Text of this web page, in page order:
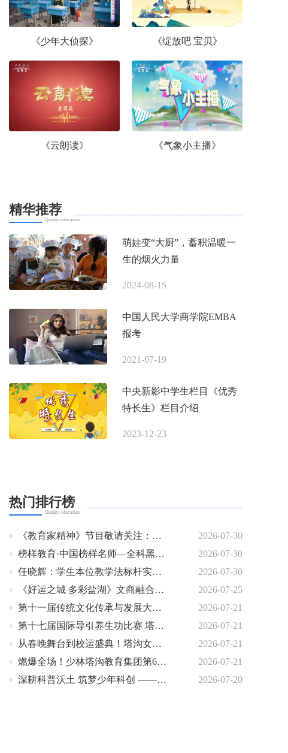
《少年大侦探》 《绽放吧 宝贝》
《云朗读》 《气象小主播》
精华推荐
Quality education
萌娃变“大厨”，蓄积温暖一
生的烟火力量
2024-08-15
中国人民大学商学院EMBA
报考
2021-07-19
中央新影中学生栏目《优秀
特长生》栏目介绍
2023-12-23
热门排行榜
Quality education
《教育家精神》节目敬请关注：名师专访---曾培燊
2026-07-30
榜样教育·中国榜样名师—全科黑马逆袭特训模式创始人 梁钰
2026-07-30
任晓辉：学生本位教学法标杆实践者
2026-07-30
《好运之城 多彩盐湖》文商融合大舞台暨青少年艺术文化节
2026-07-25
第十一届传统文化传承与发展大会暨2026时代匠心人物论坛在京启幕
2026-07-21
第十七届国际导引养生功比赛 塔沟集团荣获7金12银4铜
2026-07-21
从春晚舞台到校运盛典！塔沟女孩陈若然：以热爱成长，以梦想起航
2026-07-21
燃爆全场！少林塔沟教育集团第60届运动会隆重开幕
2026-07-21
深耕科普沃土 筑梦少年科创 ——衡水雍锦科创探索中心启幕先行 公益研学惠及千名学子
2026-07-20